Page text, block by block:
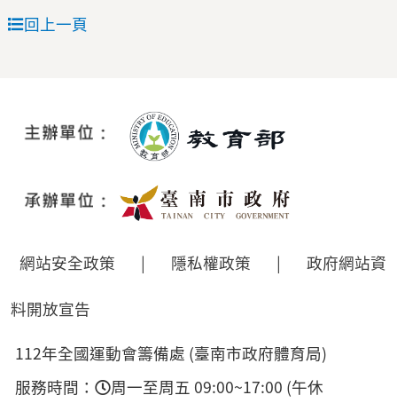
回上一頁
網站安全政策 | 隱私權政策 | 政府網站資
料開放宣告
112年全國運動會籌備處 (臺南市政府體育局)
服務時間：
周一至周五 09:00~17:00 (午休